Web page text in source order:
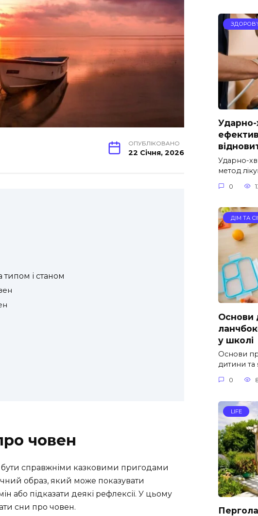
ОПУБЛІКОВАНО
22 Січня, 2026
типом і станом
човен
справжніми казковими пригодами
образ, який може показувати
або підказати деякі рефлексії. У цьому
сни про човен.
Ударно-
Ударно-
метод
0
ДІМ ТА
Основи
у школі
Основи
дитини та
0
LIFE